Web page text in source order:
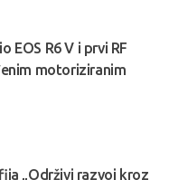
EOS R6 V i prvi RF
motoriziranim
„Održivi razvoj kroz